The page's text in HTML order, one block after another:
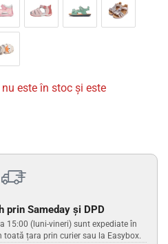
este în stoc și este
prin Sameday și DPD
15:00 (luni-vineri) sunt expediate în
toată țara prin curier sau la Easybox.